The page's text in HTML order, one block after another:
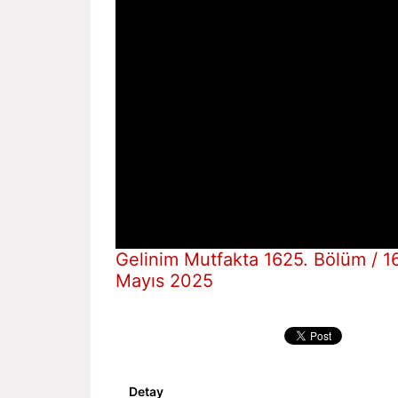
Gelinim Mutfakta 1625. Bölüm /
Mayıs 2025
Detay